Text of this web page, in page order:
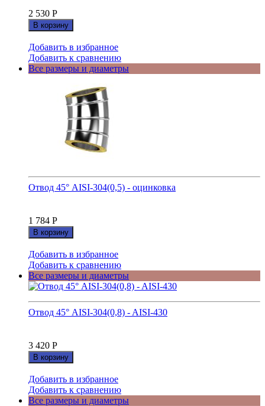
2 530 Р
В корзину
Добавить в избранное
Добавить к сравнению
Все размеры и диаметры
Отвод 45° AISI-304(0,5) - оцинковка
1 784 Р
В корзину
Добавить в избранное
Добавить к сравнению
Все размеры и диаметры
Отвод 45° AISI-304(0,8) - AISI-430
3 420 Р
В корзину
Добавить в избранное
Добавить к сравнению
Все размеры и диаметры